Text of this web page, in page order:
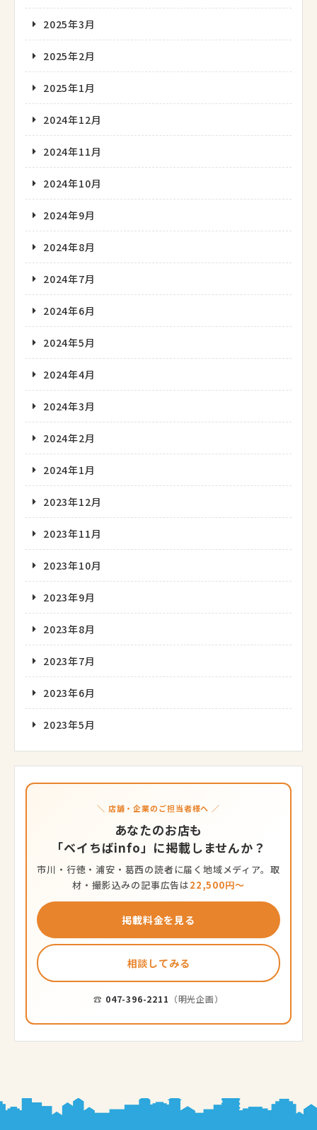
2025年3月
2025年2月
2025年1月
2024年12月
2024年11月
2024年10月
2024年9月
2024年8月
2024年7月
2024年6月
2024年5月
2024年4月
2024年3月
2024年2月
2024年1月
2023年12月
2023年11月
2023年10月
2023年9月
2023年8月
2023年7月
2023年6月
2023年5月
＼ 店舗・企業のご担当者様へ ／
あなたのお店も
「ベイちばinfo」に掲載しませんか？
市川・行徳・浦安・葛西の読者に届く地域メディア。取
材・撮影込みの記事広告は22,500円〜
掲載料金を見る
相談してみる
☎ 047-396-2211 （明光企画）